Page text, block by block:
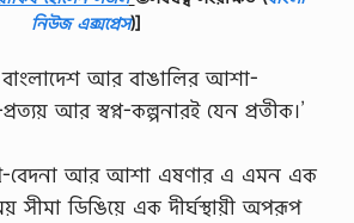
নিউজ এক্সপ্রেস)]
বাংলাদেশ আর বাঙালির আশা-
আর স্বপ্ন-কল্পনারই যেন প্রতীক।’
বেদনা আর আশা এষণার এ এমন এক
সীমা ডিঙিয়ে এক দীর্ঘস্থায়ী অপরূপ